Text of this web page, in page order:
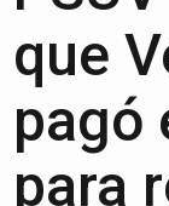
que
pagó
para